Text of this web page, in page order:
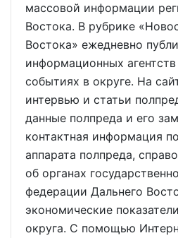
массовой информации
Востока. В рубрике
Востока» ежедневно
информационных
событиях в округе. На
интервью и статьи
данные полпреда и его
контактная информация
аппарата полпреда,
об органах
федерации Дальнего
экономические
округа. С помощью